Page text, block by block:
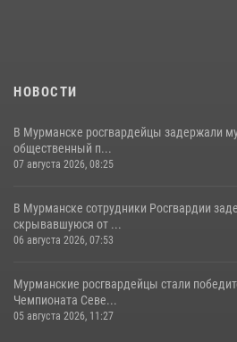
НОВОСТИ
В Мурманске росгвардейцы задержали
общественный п...
07 августа 2026, 08:25
В Мурманске сотрудники Росгвардии
скрывавшуюся от ...
06 августа 2026, 07:53
Мурманские росгвардейцы стали
Чемпионата Севе...
05 августа 2026, 11:27